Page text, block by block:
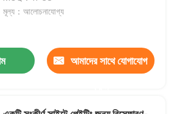
মূল্য：আলোচনাযোগ্য
আমাদের সাথে যোগাযোগ